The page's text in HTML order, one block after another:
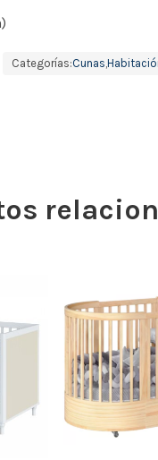
Categorías:Cunas,